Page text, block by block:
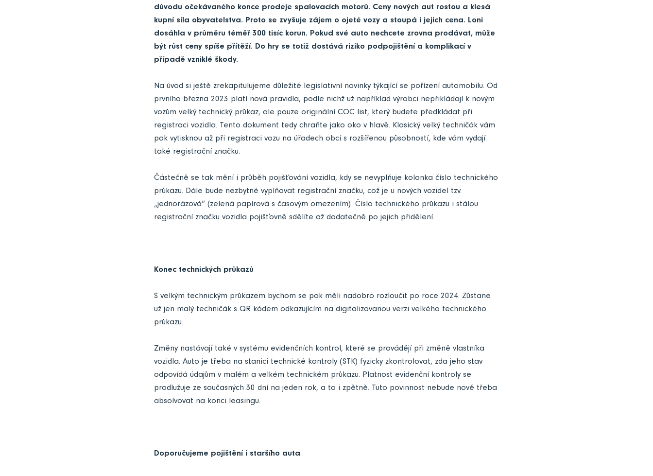
důvodu očekávaného konce prodeje spalovacích motorů. Ceny nových aut rostou a klesá
kupní síla obyvatelstva. Proto se zvyšuje zájem o ojeté vozy a stoupá i jejich cena. Loni
dosáhla v průměru téměř 300 tisíc korun. Pokud své auto nechcete zrovna prodávat, může
být růst ceny spíše přítěží. Do hry se totiž dostává riziko podpojištění a komplikací v
případě vzniklé škody.
Na úvod si ještě zrekapitulujeme důležité legislativní novinky týkající se pořízení automobilu. Od
prvního března 2023 platí nová pravidla, podle nichž už například výrobci nepřikládají k novým
vozům velký technický průkaz, ale pouze originální COC list, který budete předkládat při
registraci vozidla. Tento dokument tedy chraňte jako oko v hlavě. Klasický velký techničák vám
pak vytisknou až při registraci vozu na úřadech obcí s rozšířenou působností, kde vám vydají
také registrační značku.
Částečně se tak mění i průběh pojišťování vozidla, kdy se nevyplňuje kolonka číslo technického
průkazu. Dále bude nezbytné vyplňovat registrační značku, což je u nových vozidel tzv.
„jednorázová“ (zelená papírová s časovým omezením). Číslo technického průkazu i stálou
registrační značku vozidla pojišťovně sdělíte až dodatečně po jejich přidělení.
Konec technických průkazů
S velkým technickým průkazem bychom se pak měli nadobro rozloučit po roce 2024. Zůstane
už jen malý techničák s QR kódem odkazujícím na digitalizovanou verzi velkého technického
průkazu.
Změny nastávají také v systému evidenčních kontrol, které se provádějí při změně vlastníka
vozidla. Auto je třeba na stanici technické kontroly (STK) fyzicky zkontrolovat, zda jeho stav
odpovídá údajům v malém a velkém technickém průkazu. Platnost evidenční kontroly se
prodlužuje ze současných 30 dní na jeden rok, a to i zpětně. Tuto povinnost nebude nově třeba
absolvovat na konci leasingu.
Doporučujeme pojištění i staršího auta